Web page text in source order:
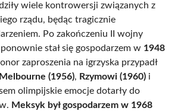
wiele kontrowersji związanych z
rządu, będąc tragicznie
Po zakończeniu II wojny
stał się gospodarzem w 1948
zaproszenia na igrzyska przypadł
Melbourne (1956), Rzymowi (1960) i
olimpijskie emocje dotarły do
Meksyk był gospodarzem w 1968